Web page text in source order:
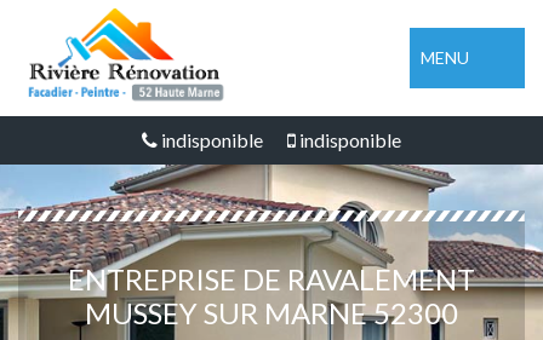
MENU
indisponible indisponible
ENTREPRISE DE RAVALEMENT
MUSSEY SUR MARNE 52300